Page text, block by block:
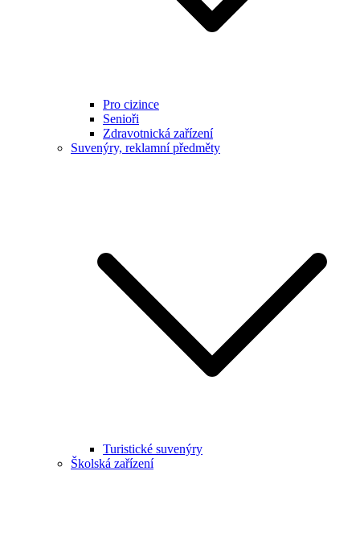
Pro cizince
Senioři
Zdravotnická zařízení
Suvenýry, reklamní předměty
Turistické suvenýry
Školská zařízení